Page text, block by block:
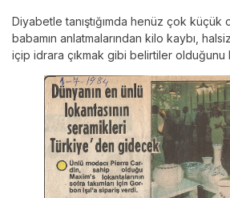
Diyabetle tanıştığımda henüz çok
babamın anlatmalarından kilo kaybı,
içip idrara çıkmak gibi belirtiler olduğunu